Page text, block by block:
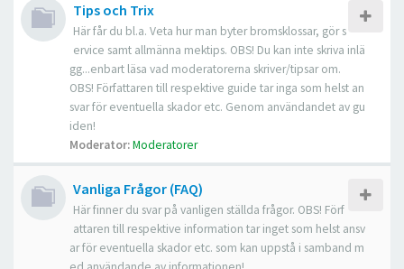
Tips och Trix
Här får du bl.a. Veta hur man byter bromsklossar, gör s
ervice samt allmänna mektips. OBS! Du kan inte skriva inlä
gg...enbart läsa vad moderatorerna skriver/tipsar om.
OBS! Författaren till respektive guide tar inga som helst an
svar för eventuella skador etc. Genom användandet av gu
iden!
Moderator:Moderatorer
Vanliga Frågor (FAQ)
Här finner du svar på vanligen ställda frågor. OBS! Förf
attaren till respektive information tar inget som helst ansv
ar för eventuella skador etc. som kan uppstå i samband m